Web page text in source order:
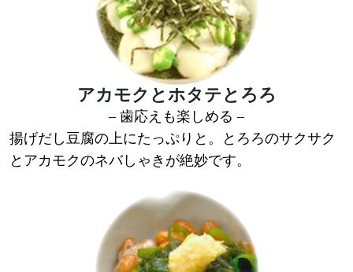
アカモクとホタテとろろ
– 歯応えも楽しめる –
揚げだし豆腐の上にたっぷりと。とろろのサクサク
とアカモクのネバしゃきが絶妙です。